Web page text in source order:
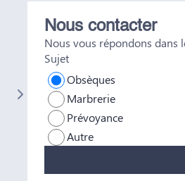
Not No
Très bien était accueillie , très
Nous contacter
Nous vous répondons dans
Sujet
Obsèques
Marbrerie
Prévoyance
Autre